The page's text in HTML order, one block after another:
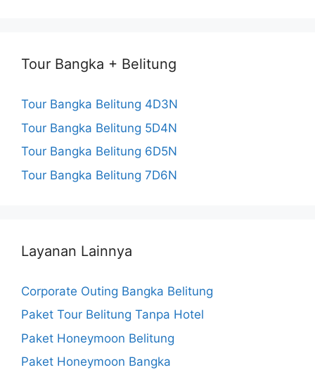
Tour Bangka + Belitung
Tour Bangka Belitung 4D3N
Tour Bangka Belitung 5D4N
Tour Bangka Belitung 6D5N
Tour Bangka Belitung 7D6N
Layanan Lainnya
Corporate Outing Bangka Belitung
Paket Tour Belitung Tanpa Hotel
Paket Honeymoon Belitung
Paket Honeymoon Bangka